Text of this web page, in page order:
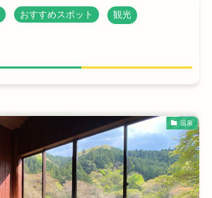
おすすめスポット 観光
温泉